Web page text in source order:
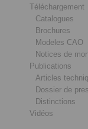
Téléchargement
Catalogues
Brochures
Modeles CAO
Notices de
Publications
Articles
Dossier de
Distinctions
Vidéos